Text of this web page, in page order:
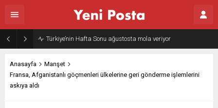
Gazze’nin geleceği: Teknokratik kontrol mü, kolonializm mi?
Anasayfa
Manşet
Fransa, Afganistanlı göçmenleri ülkelerine geri gönderme işlemlerini
askıya aldı